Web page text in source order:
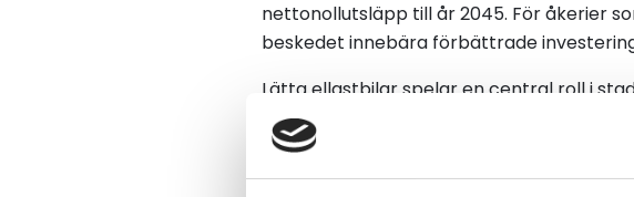
nettonollutsläpp till år 2045. För åkerier
beskedet innebära förbättrade
Lätta ellastbilar spelar en central roll i
utsläppsfria fordon ökar. Genom att
för fler företag att ta steget och bidra till
tidsram att förhålla sig till i sin